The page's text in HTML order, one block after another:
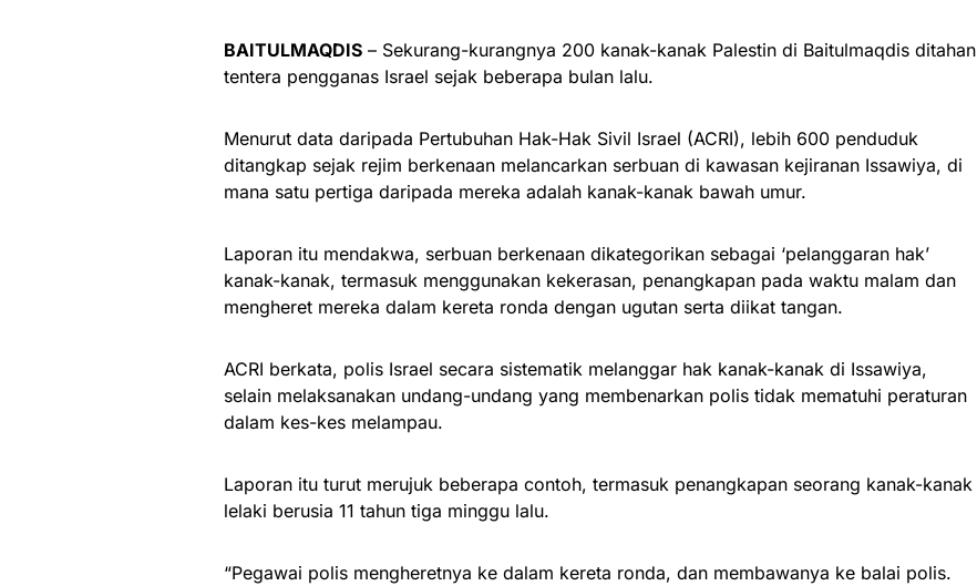
BAITULMAQDIS – Sekurang-kurangnya 200 kanak-kanak Palestin di Baitulmaqdis ditahan
tentera pengganas Israel sejak beberapa bulan lalu.
Menurut data daripada Pertubuhan Hak-Hak Sivil Israel (ACRI), lebih 600 penduduk
ditangkap sejak rejim berkenaan melancarkan serbuan di kawasan kejiranan Issawiya, di
mana satu pertiga daripada mereka adalah kanak-kanak bawah umur.
Laporan itu mendakwa, serbuan berkenaan dikategorikan sebagai ‘pelanggaran hak’
kanak-kanak, termasuk menggunakan kekerasan, penangkapan pada waktu malam dan
mengheret mereka dalam kereta ronda dengan ugutan serta diikat tangan.
ACRI berkata, polis Israel secara sistematik melanggar hak kanak-kanak di Issawiya,
selain melaksanakan undang-undang yang membenarkan polis tidak mematuhi peraturan
dalam kes-kes melampau.
Laporan itu turut merujuk beberapa contoh, termasuk penangkapan seorang kanak-kanak
lelaki berusia 11 tahun tiga minggu lalu.
“Pegawai polis mengheretnya ke dalam kereta ronda, dan membawanya ke balai polis.